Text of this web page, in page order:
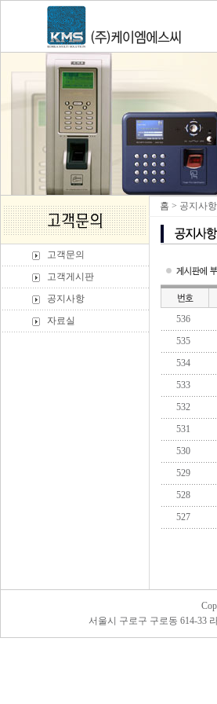
고객문의
고객게시판
공지사항
자료실
홈 > 공지사항
536
535
534
533
532
531
530
529
528
527
서울시 구로구 구로동 614-33